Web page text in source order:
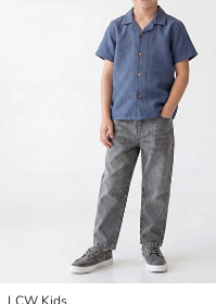
LCW Kids